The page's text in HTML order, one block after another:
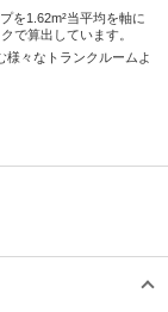
を1.62m²当平均を軸に
で算出しています。
々なトランクルームよ